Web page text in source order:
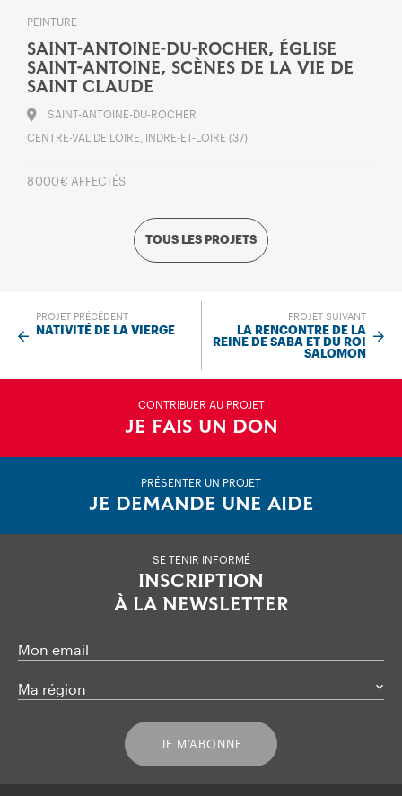
TOUS LES PROJETS
PEINTURE
SAINT-ANTOINE-DU-ROCHER, ÉGLISE
SAINT-ANTOINE, SCÈNES DE LA VIE DE
SAINT CLAUDE
SAINT-ANTOINE-DU-ROCHER
CENTRE-VAL DE LOIRE, INDRE-ET-LOIRE (37)
8 000 € AFFECTÉS
PROJET PRÉCÉDENT
NATIVITÉ DE LA VIERGE
PROJET SUIVANT
LA RENCONTRE DE LA
REINE DE SABA ET DU ROI
SALOMON
CONTRIBUER AU PROJET
JE FAIS UN DON
PRÉSENTER UN PROJET
JE DEMANDE UNE AIDE
SE TENIR INFORMÉ
INSCRIPTION
À LA NEWSLETTER
Mon email
Ma région
JE M’ABONNE